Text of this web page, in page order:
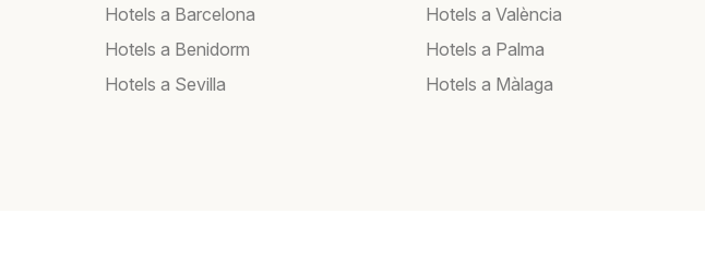
Hotels a Barcelona
Hotels a Benidorm
Hotels a Sevilla
Hotels a València
Hotels a Palma
Hotels a Màlaga